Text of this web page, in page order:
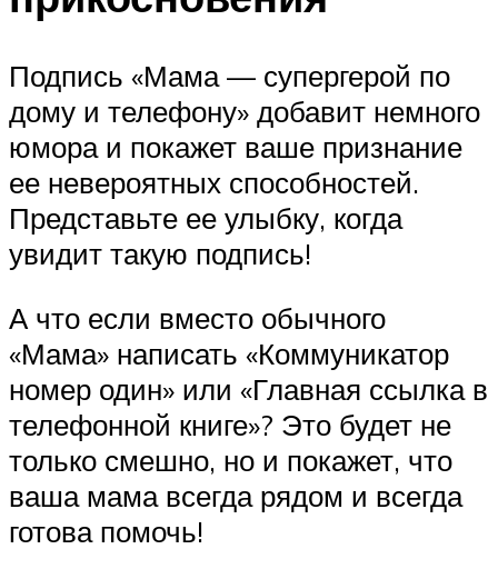
Подпись «Мама — супергерой по
дому и телефону» добавит немного
юмора и покажет ваше признание
ее невероятных способностей.
Представьте ее улыбку, когда
увидит такую подпись!
А что если вместо обычного
«Мама» написать «Коммуникатор
номер один» или «Главная ссылка в
телефонной книге»? Это будет не
только смешно, но и покажет, что
ваша мама всегда рядом и всегда
готова помочь!